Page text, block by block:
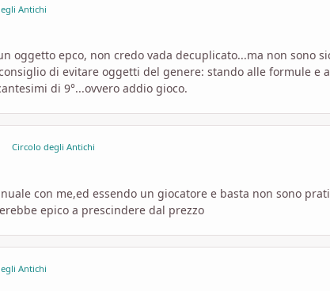
Antichi
oggetto epco, non credo vada decuplicato...ma non sono
di evitare oggetti del genere: stando alle formule e
di 9°...ovvero addio gioco.
Circolo degli Antichi
con me,ed essendo un giocatore e basta non sono
epico a prescindere dal prezzo
Antichi